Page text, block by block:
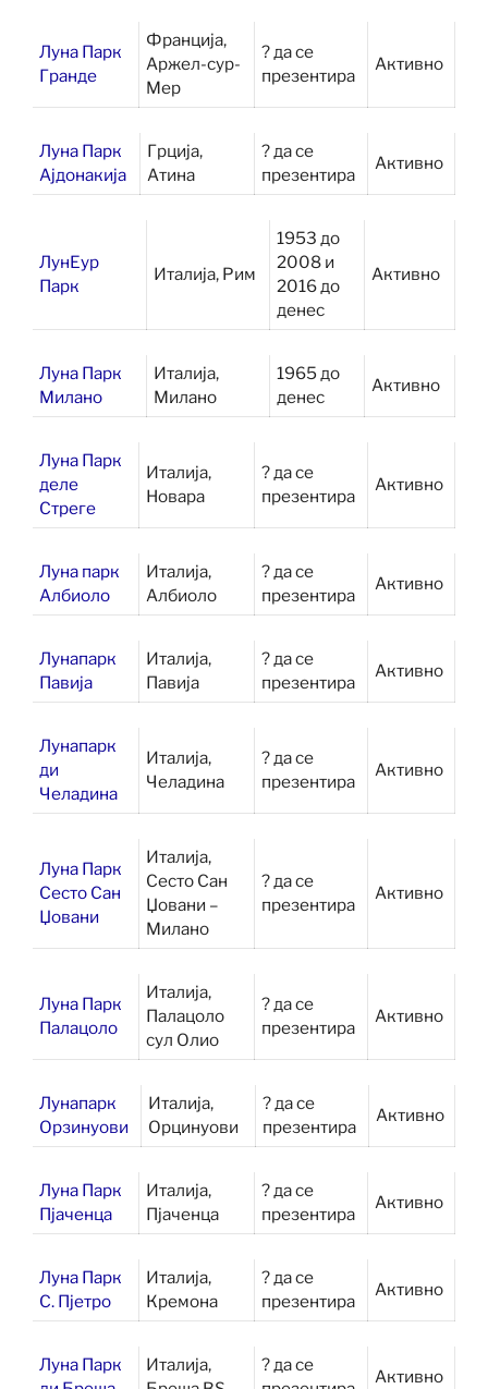
Луна Парк
Гранде
Франција,
Аржел-сур-
Мер
? да се
презентира
Активно
Луна Парк
Ајдонакија
Грција,
Атина
? да се
презентира
Активно
ЛунЕур
Парк
Италија, Рим
1953 до
2008 и
2016 до
денес
Активно
Луна Парк
Милано
Италија,
Милано
1965 до
денес
Активно
Луна Парк
деле
Стреге
Италија,
Новара
? да се
презентира
Активно
Луна парк
Албиоло
Италија,
Албиоло
? да се
презентира
Активно
Лунапарк
Павија
Италија,
Павија
? да се
презентира
Активно
Лунапарк
ди
Челадина
Италија,
Челадина
? да се
презентира
Активно
Луна Парк
Сесто Сан
Џовани
Италија,
Сесто Сан
Џовани –
Милано
? да се
презентира
Активно
Луна Парк
Палацоло
Италија,
Палацоло
сул Олио
? да се
презентира
Активно
Лунапарк
Орзинуови
Италија,
Орцинуови
? да се
презентира
Активно
Луна Парк
Пјаченца
Италија,
Пјаченца
? да се
презентира
Активно
Луна Парк
С. Пјетро
Италија,
Кремона
? да се
презентира
Активно
Луна Парк
Италија,
? да се
Активно